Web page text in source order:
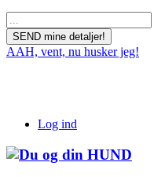
AAH, vent, nu husker jeg!
Log ind